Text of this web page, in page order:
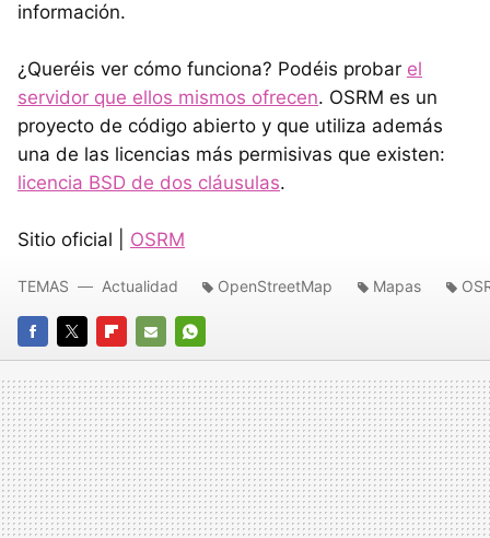
información.
¿Queréis ver cómo funciona? Podéis probar el
servidor que ellos mismos ofrecen. OSRM es un
proyecto de código abierto y que utiliza además
una de las licencias más permisivas que existen:
licencia BSD de dos cláusulas.
Sitio oficial | OSRM
FACEBOOK
TWITTERFLIPBOARD
E-
MAIL
WHATSAPP
TEMAS Actualidad OpenStreetMap Mapas